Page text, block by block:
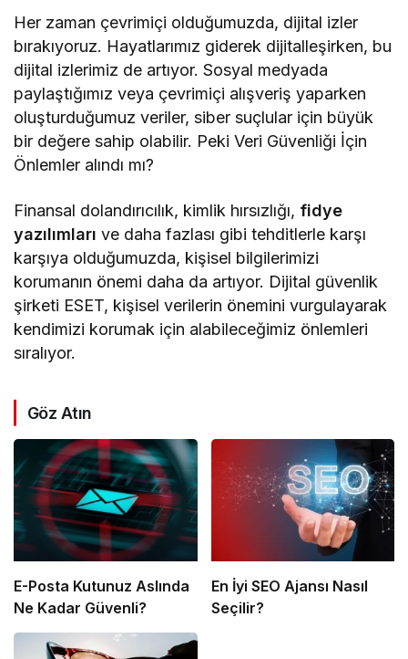
Her zaman çevrimiçi olduğumuzda, dijital izler
bırakıyoruz. Hayatlarımız giderek dijitalleşirken, bu
dijital izlerimiz de artıyor. Sosyal medyada
paylaştığımız veya çevrimiçi alışveriş yaparken
oluşturduğumuz veriler, siber suçlular için büyük
bir değere sahip olabilir. Peki Veri Güvenliği İçin
Önlemler alındı mı?
Finansal dolandırıcılık, kimlik hırsızlığı, fidye
yazılımları ve daha fazlası gibi tehditlerle karşı
karşıya olduğumuzda, kişisel bilgilerimizi
korumanın önemi daha da artıyor. Dijital güvenlik
şirketi ESET, kişisel verilerin önemini vurgulayarak
kendimizi korumak için alabileceğimiz önlemleri
sıralıyor.
Göz Atın
E-Posta Kutunuz Aslında
Ne Kadar Güvenli?
En İyi SEO Ajansı Nasıl
Seçilir?